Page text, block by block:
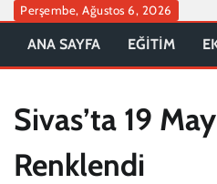
Skip
content
Perşembe, Ağustos 6, 2026
ANA SAYFA EĞİTİM
Sivas’ta 19
Renklendi